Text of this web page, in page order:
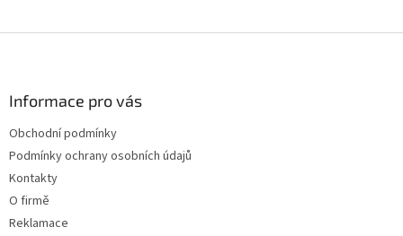
Informace pro vás
Obchodní podmínky
Podmínky ochrany osobních údajů
Kontakty
O firmě
Reklamace